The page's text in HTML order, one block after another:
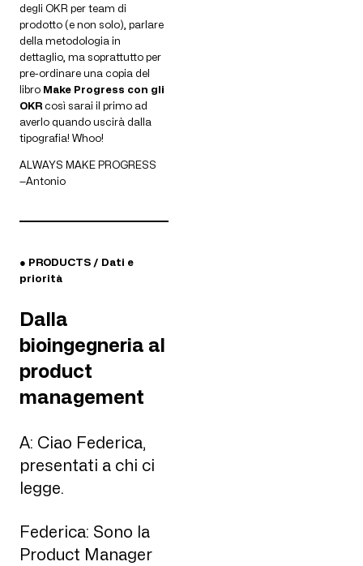
degli OKR per team di
prodotto (e non solo), parlare
della metodologia in
dettaglio, ma soprattutto per
pre-ordinare una copia del
libro Make Progress con gli
OKR così sarai il primo ad
averlo quando uscirà dalla
tipografia! Whoo!
ALWAYS MAKE PROGRESS
—Antonio
● PRODUCTS / Dati e
priorità
Dalla
bioingegneria al
product
management
A: Ciao Federica,
presentati a chi ci
legge.
Federica: Sono la
Product Manager